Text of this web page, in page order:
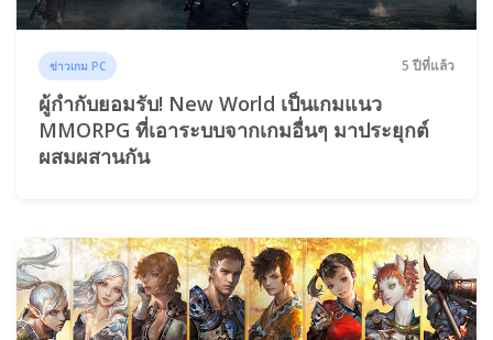
ข่าวเกม PC 5 ปีที่แล้ว
ผู้กำกับยอมรับ! New World เป็นเกมแนว
MMORPG ที่เอาระบบจากเกมอื่นๆ มาประยุกต์
ผสมผสานกัน